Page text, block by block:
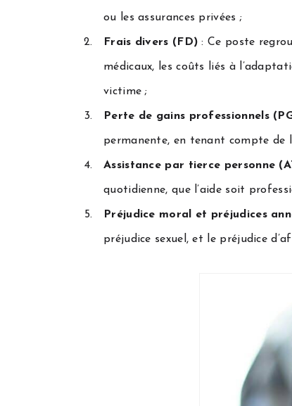
ou les assurances privées ;
Frais divers (FD): Ce poste
médicaux, les coûts liés à
victime ;
Perte de gains professionnels
permanente, en tenant compte de
Assistance par tierce personne
quotidienne, que l’aide soit
Préjudice moral et préjudices
préjudice sexuel, et le préjudice